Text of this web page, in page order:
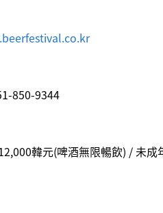
850-9344
韓元(啤酒無限暢飲) / 未成